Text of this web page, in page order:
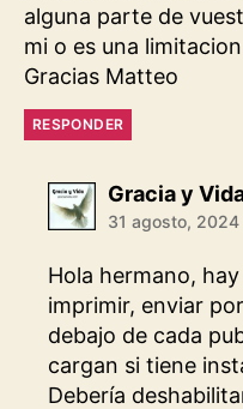
alguna parte de
mi o es una
Gracias Matteo
RESPONDER
Gracia y
31 agosto, 2024
Hola hermano,
imprimir, enviar
debajo de cada
cargan si tiene
Debería